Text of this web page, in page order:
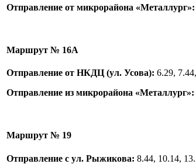
Отправление от микрорайона «Металлург»:
Маршрут № 16А
Отправление от НКДЦ (ул. Усова): 6.29,
Отправление из микрорайона «Металлург»:
Маршрут № 19
Отправление с ул. Рыжикова: 8.44, 10.14,